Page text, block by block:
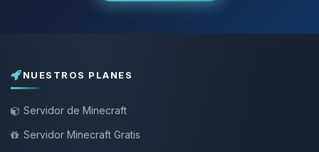
NUESTROS PLANES
Servidor de Minecraft
Servidor Minecraft Gratis